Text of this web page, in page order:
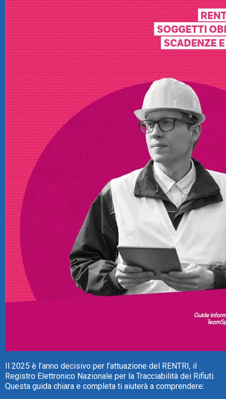
CRM
Ecommerce
Email Marketing
Fatturazione
Financial Solutions
HR
Trust Services
TeamSystem Corporate
TeamSystem Store
Il 2025 è l’anno decisivo per l’attuazione del RENTRI, il
Registro Elettronico Nazionale per la Tracciabilità dei Rifiuti.
Questa guida chiara e completa ti aiuterà a comprendere: